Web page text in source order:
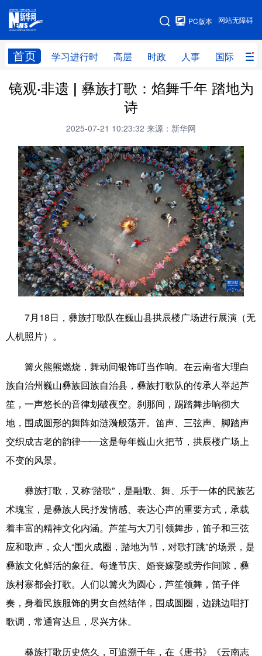
网站无障碍
PC版本
首页 学习进行时 高层 时政 人事 国际 财
网站地图
学习进行时 高层 时政 人事
科技 科创 量子 体育
文化 书画 健康 军事
访谈 图片 政务
法律 中央文件 金融 汽车
食品 人居 信息化 数字经济
学术中国 乡村振兴 银龄 溯源中国
彩票
文化产业
地方频道
山东 河南 湖北 湖南
广东 广西 海南 重庆
陕西 甘肃 青海 宁夏
新疆 内蒙古
镜观·非遗 | 彝族打歌：焰舞千年 踏地为
诗
2025-07-21 10:23:32 来源：新华网
7月18日，彝族打歌队在巍山县拱辰楼广场进行展演（无
人机照片）。
篝火熊熊燃烧，舞动间银饰叮当作响。在云南省大理白
族自治州巍山彝族回族自治县，彝族打歌队的传承人举起芦
笙，一声悠长的音律划破夜空。刹那间，踢踏舞步响彻大
地，围成圆形的舞阵如涟漪般荡开。笛声、三弦声、脚踏声
交织成古老的韵律——这是每年巍山火把节，拱辰楼广场上
不变的风景。
彝族打歌，又称“踏歌”，是融歌、舞、乐于一体的民族艺
术瑰宝，是彝族人民抒发情感、表达心声的重要方式，承载
着丰富的精神文化内涵。芦笙与大刀引领舞步，笛子和三弦
应和歌声，众人“围火成圈，踏地为节，对歌打跳”的场景，是
彝族文化鲜活的象征。每逢节庆、婚丧嫁娶或劳作间隙，彝
族村寨都会打歌。人们以篝火为圆心，芦笙领舞，笛子伴
奏，身着民族服饰的男女自然结伴，围成圆圈，边跳边唱打
歌调，常通宵达旦，尽兴方休。
彝族打歌历史悠久，可追溯千年，在《唐书》《云南志